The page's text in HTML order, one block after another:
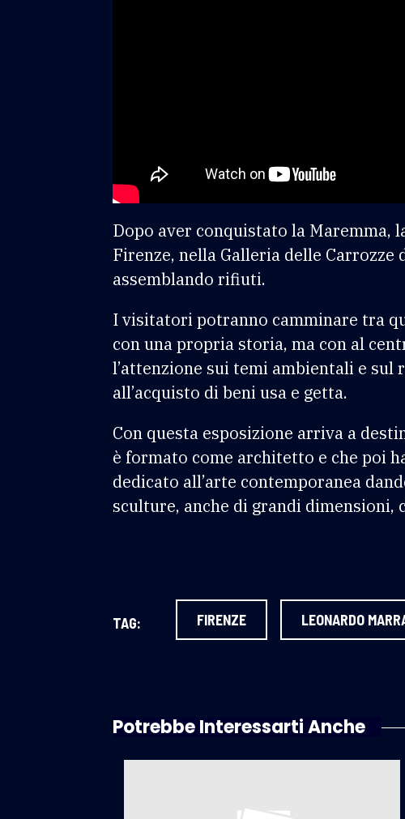
Dopo aver conquistato la
Firenze, nella Galleria delle
assemblando rifiuti.
I visitatori potranno camminare tra
con una propria storia, ma con al
l’attenzione sui temi ambientali e sul
all’acquisto di beni usa e getta.
Con questa esposizione arriva a
è formato come architetto e che poi
dedicato all’arte contemporanea
sculture, anche di grandi dimensioni,
TAG: FIRENZE LEONARDO
Potrebbe Interessarti Anche